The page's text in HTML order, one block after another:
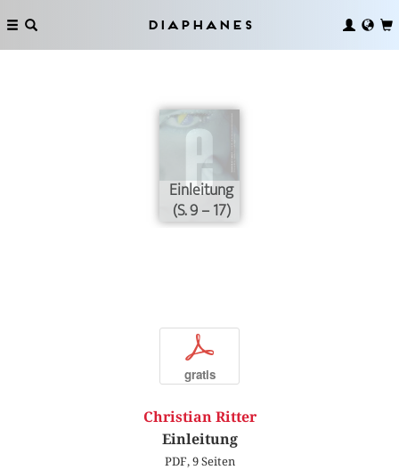
Diaphanes
Einleitung
(S. 9 – 17)
p
gratis
Christian Ritter
Einleitung
PDF, 9 Seiten